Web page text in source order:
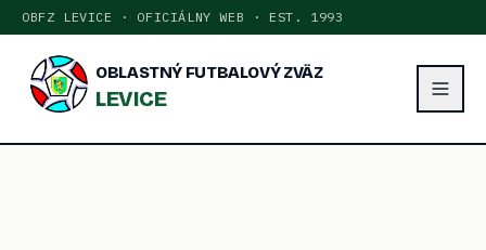
OBFZ LEVICE · OFICIÁLNY WEB · EST. 1993
OBLASTNÝ FUTBALOVÝ ZVÄZ
LEVICE